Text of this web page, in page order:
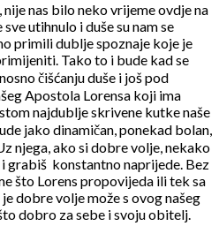
nas bilo neko vrijeme ovdje na
utihnulo i duše su nam se
primili dublje spoznaje koje je
Tako to i bude kad se
čišćanju duše i još pod
Apostola Lorensa koji ima
najdublje skrivene kutke naše
jako dinamičan, ponekad bolan,
njega, ako si dobre volje, nekako
i grabiš konstantno naprijede. Bez
što Lorens propovijeda ili tek sa
dobre volje može s ovog našeg
dobro za sebe i svoju obitelj.